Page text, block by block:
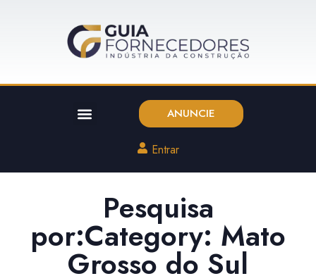
ANUNCIE
Entrar
Pesquisa
por:Category: Mato
Grosso do Sul